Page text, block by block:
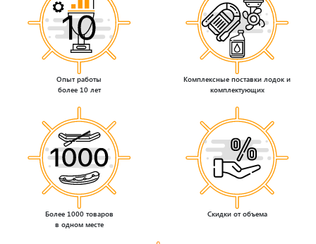
Опыт работы
более 10 лет
Комплексные поставки лодок и
комплектующих
Более 1000 товаров
в одном месте
Скидки от объема